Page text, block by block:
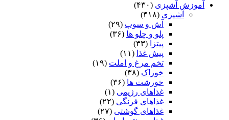
آموزش آشپزی (۴۳۰)
آشپزی (۴۱۸)
آش و سوپ (۲۹)
پلو و چلو ها (۳۶)
پیتزا
(۳۳)
پیش غذا (۱۱)
تخم مرغ و املت (۱۹)
خوراک (۳۸)
خورشت ها (۳۶)
غذاهای رژیمی (۱)
غذاهای فرنگی (۲۲)
غذاهای گوشتی (۲۷)